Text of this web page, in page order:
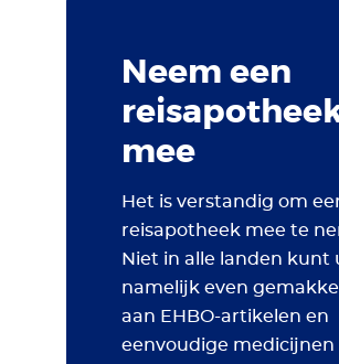
Neem een
mee
Het is verstandig om
reisapotheek mee te
Niet in alle landen kunt
namelijk even
aan EHBO-artikelen en
eenvoudige medicijnen